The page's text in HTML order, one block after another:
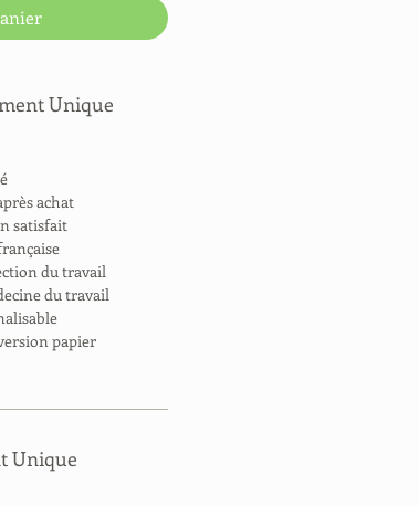
Unique
achat
satisfait
du travail
du travail
papier
Unique